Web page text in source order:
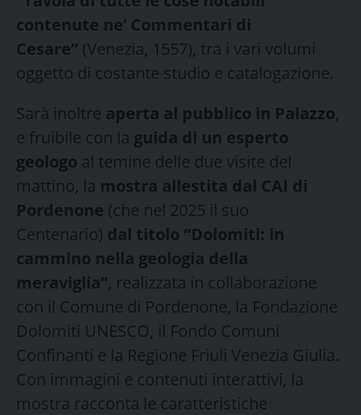
contenute ne’ Commentari di
Cesare” (Venezia, 1557), tra i vari volumi
oggetto di costante studio e catalogazione.
Sarà inoltre aperta al pubblico in Palazzo,
e fruibile con la guida di un esperto
geologo al temine delle due visite del
mattino, la mostra allestita dal CAI di
Pordenone (che nel 2025 il suo
Centenario) dal titolo “Dolomiti: in
cammino nella geologia della
meraviglia”, realizzata in collaborazione
con il Comune di Pordenone, la Fondazione
Dolomiti UNESCO, il Fondo Comuni
Confinanti e la Regione Friuli Venezia Giulia.
Con immagini e contenuti interattivi, la
mostra racconta le caratteristiche